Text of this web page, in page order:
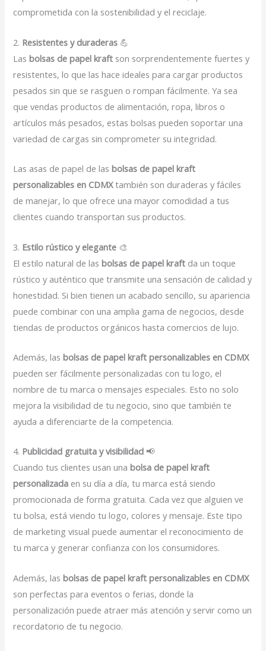
comprometida con la sostenibilidad y el reciclaje.
2. Resistentes y duraderas 💪
Lasbolsas de papel kraft son sorprendentemente fuertes y
resistentes, lo que las hace ideales para cargar productos
pesados sin que se rasguen o rompan fácilmente. Ya sea
que vendas productos de alimentación, ropa, libros o
artículos más pesados, estas bolsas pueden soportar una
variedad de cargas sin comprometer su integridad.
Las asas de papel de lasbolsas de papel kraft
personalizables en CDMXtambién son duraderas y fáciles
de manejar, lo que ofrece una mayor comodidad a tus
clientes cuando transportan sus productos.
3. Estilo rústico y elegante 🎨
El estilo natural de lasbolsas de papel kraft da un toque
rústico y auténtico que transmite una sensación de calidad y
honestidad. Si bien tienen un acabado sencillo, su apariencia
puede combinar con una amplia gama de negocios, desde
tiendas de productos orgánicos hasta comercios de lujo.
Además, lasbolsas de papel kraft personalizables en CDMX
pueden ser fácilmente personalizadas con tu logo, el
nombre de tu marca o mensajes especiales. Esto no solo
mejora la visibilidad de tu negocio, sino que también te
ayuda a diferenciarte de la competencia.
4. Publicidad gratuita y visibilidad 📢
Cuando tus clientes usan unabolsa de papel kraft
personalizada en su día a día, tu marca está siendo
promocionada de forma gratuita. Cada vez que alguien ve
tu bolsa, está viendo tu logo, colores y mensaje. Este tipo
de marketing visual puede aumentar el reconocimiento de
tu marca y generar confianza con los consumidores.
Además, lasbolsas de papel kraft personalizables en CDMX
son perfectas para eventos o ferias, donde la
personalización puede atraer más atención y servir como un
recordatorio de tu negocio.